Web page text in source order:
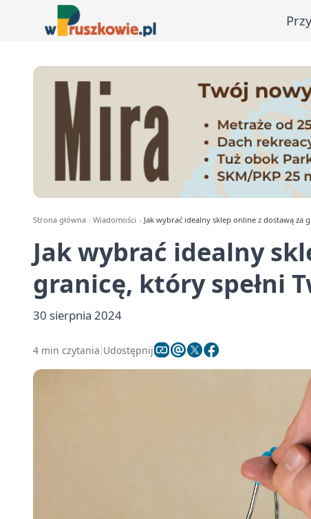
Strona główna Wiadomości Jak wybrać idealny sklep online z dostawą za
Jak wybrać idealny
granicę, który spełni
30 sierpnia 2024
4 min czytania Udostępnij